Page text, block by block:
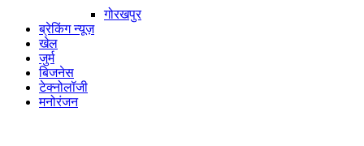
गोरखपुर
ब्रेकिंग न्यूज़
खेल
जुर्म
बिजनेस
टेक्नोलॉजी
मनोरंजन